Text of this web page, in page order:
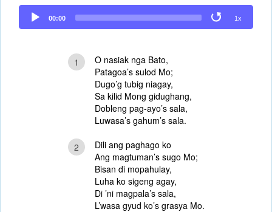
Audio
Player
00:00 1x
1
O nasiak nga Bato,
Patagoa’s sulod Mo;
Dugo’g tubig niagay,
Sa kilid Mong gidughang,
Dobleng pag-ayo’s sala,
Luwasa’s gahum’s sala.
2
Dili ang paghago ko
Ang magtuman’s sugo Mo;
Bisan di mopahulay,
Luha ko sigeng agay,
Di ’ni magpala’s sala,
L’wasa gyud ko’s grasya Mo.